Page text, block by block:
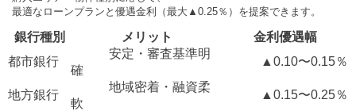
最適なローンプランと優遇金利（最大▲0.25％）を提案できます。
銀行種別 メリット
金利優遇幅
都市銀行
安定・審査基準明
確
▲0.10〜0.15％
地方銀行
地域密着・融資柔
軟
▲0.15〜0.25％